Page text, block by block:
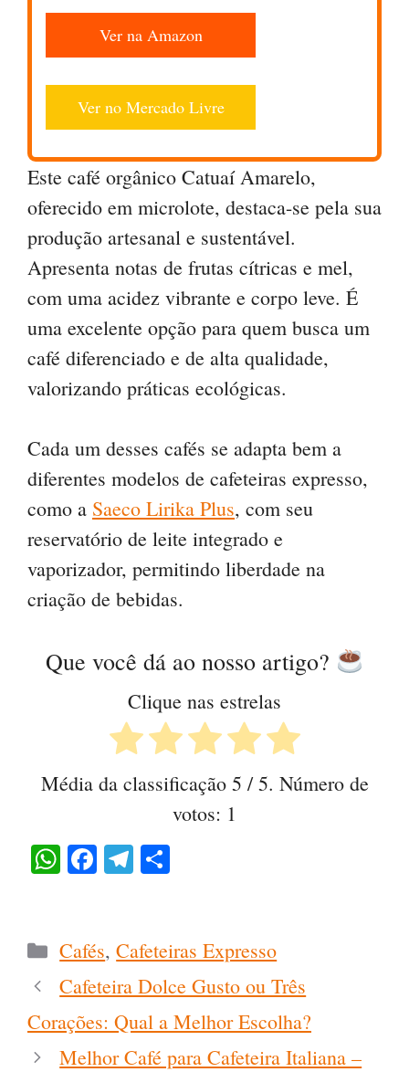
Ver na Amazon
Ver no Mercado Livre
Este café orgânico Catuaí Amarelo,
oferecido em microlote, destaca-se pela sua
produção artesanal e sustentável.
Apresenta notas de frutas cítricas e mel,
com uma acidez vibrante e corpo leve. É
uma excelente opção para quem busca um
café diferenciado e de alta qualidade,
valorizando práticas ecológicas.
Cada um desses cafés se adapta bem a
diferentes modelos de cafeteiras expresso,
como a Saeco Lirika Plus, com seu
reservatório de leite integrado e
vaporizador, permitindo liberdade na
criação de bebidas.
Que você dá ao nosso artigo?
Clique nas estrelas
Média da classificação 5 / 5. Número de
votos: 1
W
A
pp
Fa
ok
Te
a
m
pa
rti
lh
ar
Categorias
Cafés,Cafeteiras Expresso
Cafeteira Dolce Gusto ou Três
Corações: Qual a Melhor Escolha?
Melhor Café para Cafeteira Italiana –